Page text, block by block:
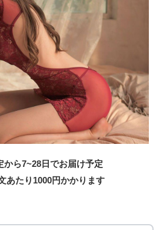
から7~28日でお届け予定
あたり 1000円かかります